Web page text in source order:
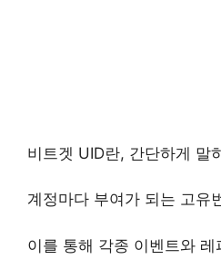
비트겟 UID란, 간단하게 말
계정마다 부여가 되는 고유
이를 통해 각종 이벤트와 레